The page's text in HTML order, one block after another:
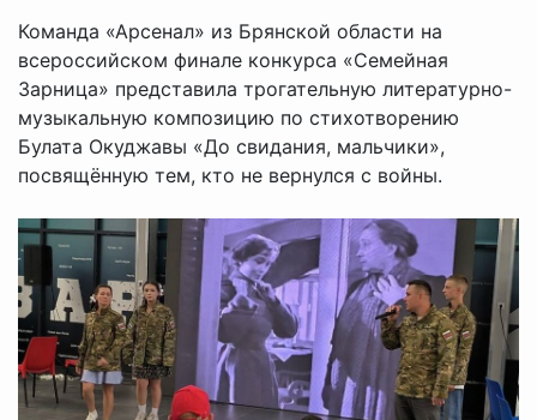
Команда «Арсенал» из Брянской области на
всероссийском финале конкурса «Семейная
Зарница» представила трогательную литературно-
музыкальную композицию по стихотворению
Булата Окуджавы «До свидания, мальчики»,
посвящённую тем, кто не вернулся с войны.